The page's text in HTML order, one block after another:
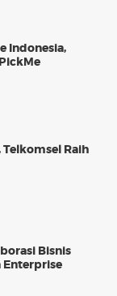
Indonesia,
Telkomsel Raih
Bisnis